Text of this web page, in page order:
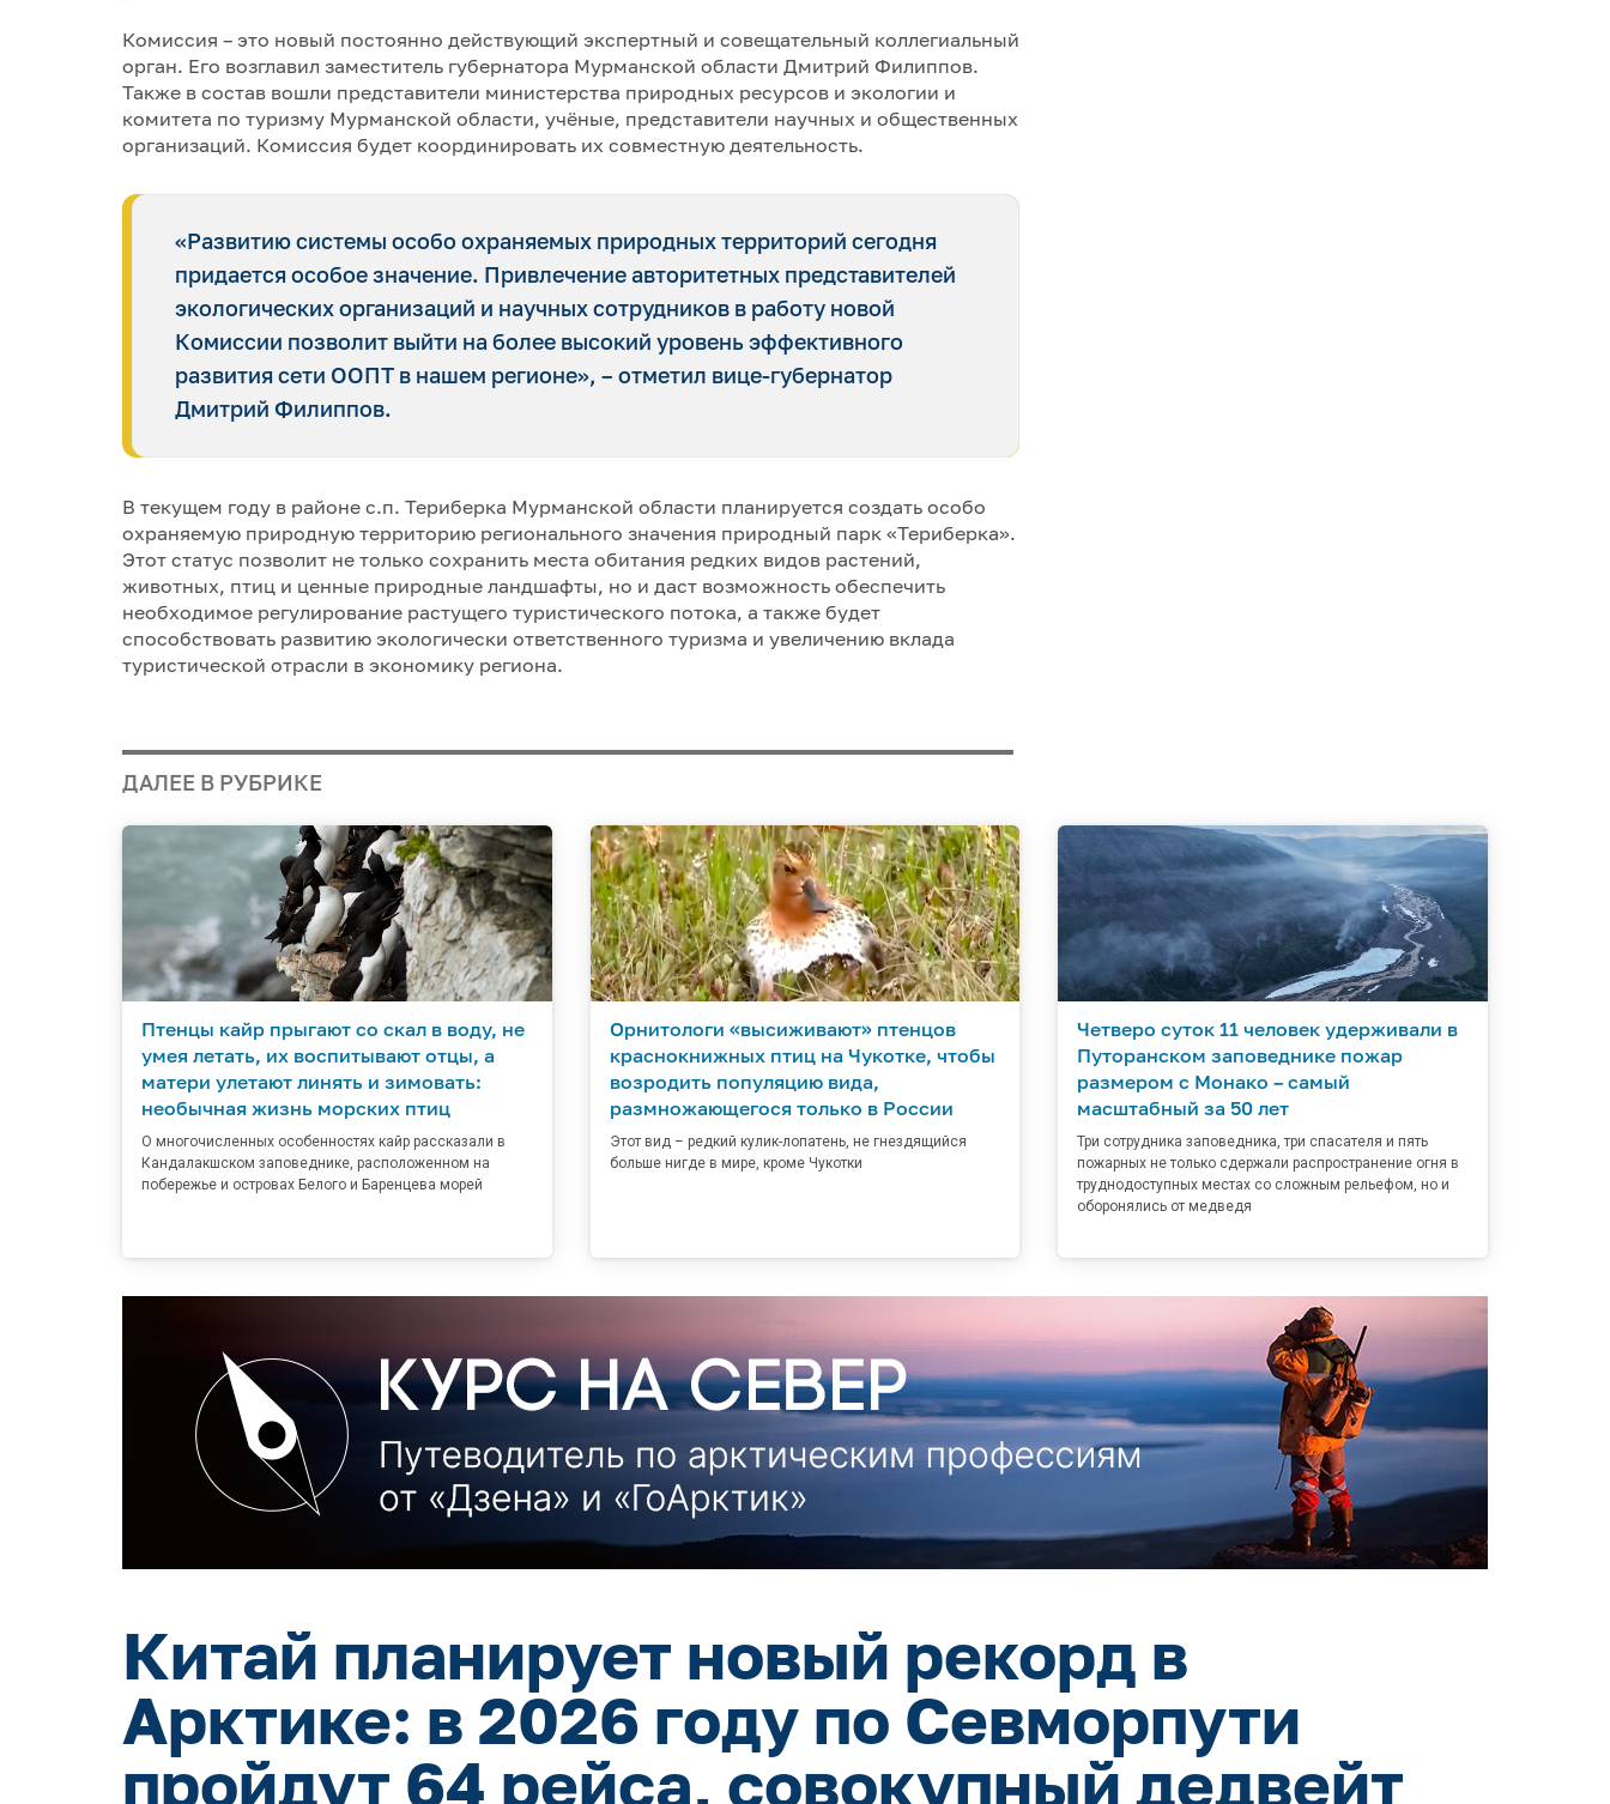
Комиссия – это новый постоянно действующий экспертный и совещательный коллегиальный
орган. Его возглавил заместитель губернатора Мурманской области Дмитрий Филиппов.
Также в состав вошли представители министерства природных ресурсов и экологии и
комитета по туризму Мурманской области, учёные, представители научных и общественных
организаций. Комиссия будет координировать их совместную деятельность.
«Развитию системы особо охраняемых природных территорий сегодня
придается особое значение. Привлечение авторитетных представителей
экологических организаций и научных сотрудников в работу новой
Комиссии позволит выйти на более высокий уровень эффективного
развития сети ООПТ в нашем регионе», – отметил вице-губернатор
Дмитрий Филиппов.
В текущем году в районе с.п. Териберка Мурманской области планируется создать особо
охраняемую природную территорию регионального значения природный парк «Териберка».
Этот статус позволит не только сохранить места обитания редких видов растений,
животных, птиц и ценные природные ландшафты, но и даст возможность обеспечить
необходимое регулирование растущего туристического потока, а также будет
способствовать развитию экологически ответственного туризма и увеличению вклада
туристической отрасли в экономику региона.
ДАЛЕЕ В РУБРИКЕ
Птенцы кайр прыгают со скал в воду, не
умея летать, их воспитывают отцы, а
матери улетают линять и зимовать:
необычная жизнь морских птиц
О многочисленных особенностях кайр рассказали в
Кандалакшском заповеднике, расположенном на
побережье и островах Белого и Баренцева морей
Орнитологи «высиживают» птенцов
краснокнижных птиц на Чукотке, чтобы
возродить популяцию вида,
размножающегося только в России
Этот вид – редкий кулик-лопатень, не гнездящийся
больше нигде в мире, кроме Чукотки
Четверо суток 11 человек удерживали в
Путоранском заповеднике пожар
размером с Монако – самый
масштабный за 50 лет
Три сотрудника заповедника, три спасателя и пять
пожарных не только сдержали распространение огня в
труднодоступных местах со сложным рельефом, но и
оборонялись от медведя
Китай планирует новый рекорд в
Арктике: в 2026 году по Севморпути
пройдут 64 рейса, совокупный дедвейт